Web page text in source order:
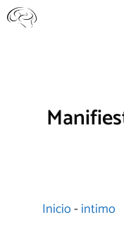
Saltar
al
Inicio-intimo